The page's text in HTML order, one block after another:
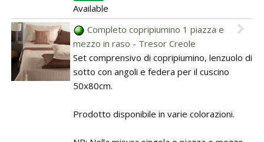
Available
Completo copripiumino 1 piazza e
mezzo in raso - Tresor Creole
Set comprensivo di copripiumino, lenzuolo di
sotto con angoli e federa per il cuscino
50x80cm.
Prodotto disponibile in varie colorazioni.